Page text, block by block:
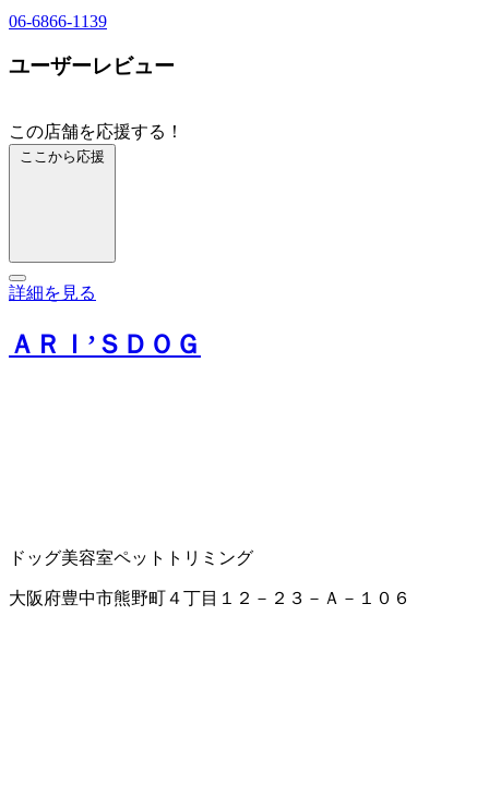
06-6866-1139
ユーザーレビュー
この店舗を応援する！
ここから応援
詳細を見る
ＡＲＩ’ＳＤＯＧ
ドッグ美容室ペットトリミング
大阪府豊中市熊野町４丁目１２－２３－Ａ－１０６